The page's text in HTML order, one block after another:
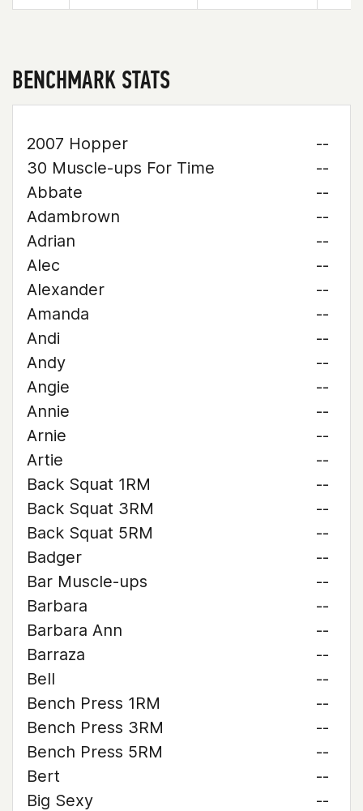
BENCHMARK STATS
2007 Hopper
--
30 Muscle-ups For Time
--
Abbate
--
Adambrown
--
Adrian
--
Alec
--
Alexander
--
Amanda
--
Andi
--
Andy
--
Angie
--
Annie
--
Arnie
--
Artie
--
Back Squat 1RM
--
Back Squat 3RM
--
Back Squat 5RM
--
Badger
--
Bar Muscle-ups
--
Barbara
--
Barbara Ann
--
Barraza
--
Bell
--
Bench Press 1RM
--
Bench Press 3RM
--
Bench Press 5RM
--
Bert
--
Big Sexy
--